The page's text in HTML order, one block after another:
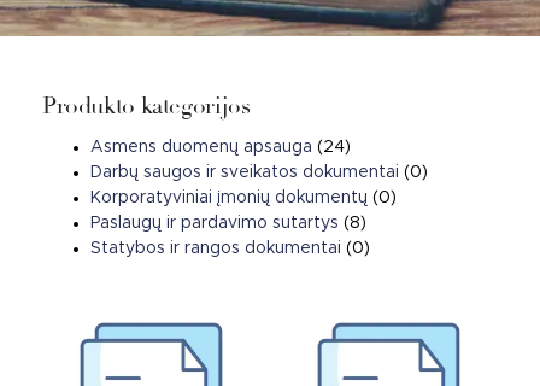
Produkto kategorijos
Asmens duomenų apsauga (24)
Darbų saugos ir sveikatos dokumentai (0)
Korporatyviniai įmonių dokumentų (0)
Paslaugų ir pardavimo sutartys (8)
Statybos ir rangos dokumentai (0)